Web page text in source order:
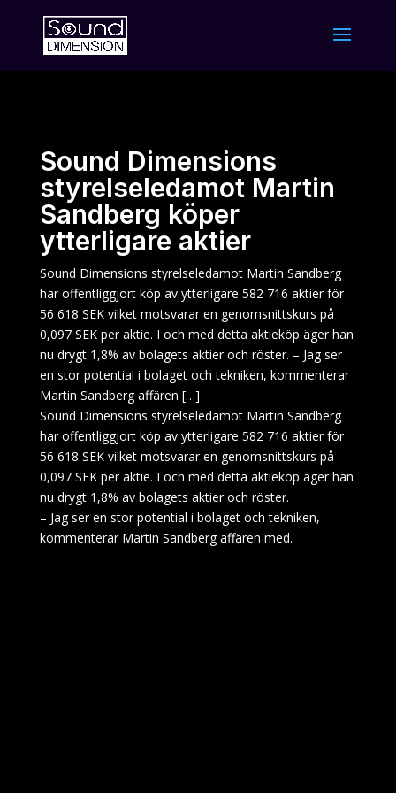
Sound Dimensions
styrelseledamot Martin
Sandberg köper
ytterligare aktier
Sound Dimensions styrelseledamot Martin Sandberg
har offentliggjort köp av ytterligare 582 716 aktier för
56 618 SEK vilket motsvarar en genomsnittskurs på
0,097 SEK per aktie. I och med detta aktieköp äger han
nu drygt 1,8% av bolagets aktier och röster. – Jag ser
en stor potential i bolaget och tekniken, kommenterar
Martin Sandberg affären […]
Sound Dimensions styrelseledamot Martin Sandberg
har offentliggjort köp av ytterligare 582 716 aktier för
56 618 SEK vilket motsvarar en genomsnittskurs på
0,097 SEK per aktie. I och med detta aktieköp äger han
nu drygt 1,8% av bolagets aktier och röster.
– Jag ser en stor potential i bolaget och tekniken,
kommenterar Martin Sandberg affären med.